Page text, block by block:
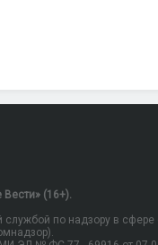
(16+).
службой по надзору в